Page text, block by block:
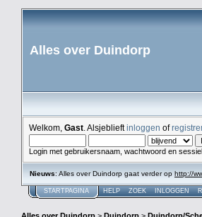
Alles over Duindorp
Welkom, Gast . Alsjeblieftinloggen of
Login met gebruikersnaam, wachtwoord en
Nieuws: Alles over Duindorp gaat verder op http://
STARTPAGINA HELP ZOEK INLOGGEN